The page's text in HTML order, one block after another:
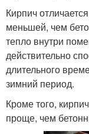
Кирпич
меньшей, чем
тепло внутри
действительно
длительного
зимний период.
Кроме того,
проще, чем